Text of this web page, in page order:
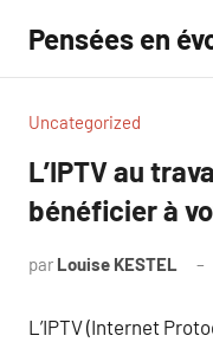
contenu
Pensées en
Uncategorized
L’IPTV au
bénéficier à
par Louise KESTEL
L’IPTV (Internet